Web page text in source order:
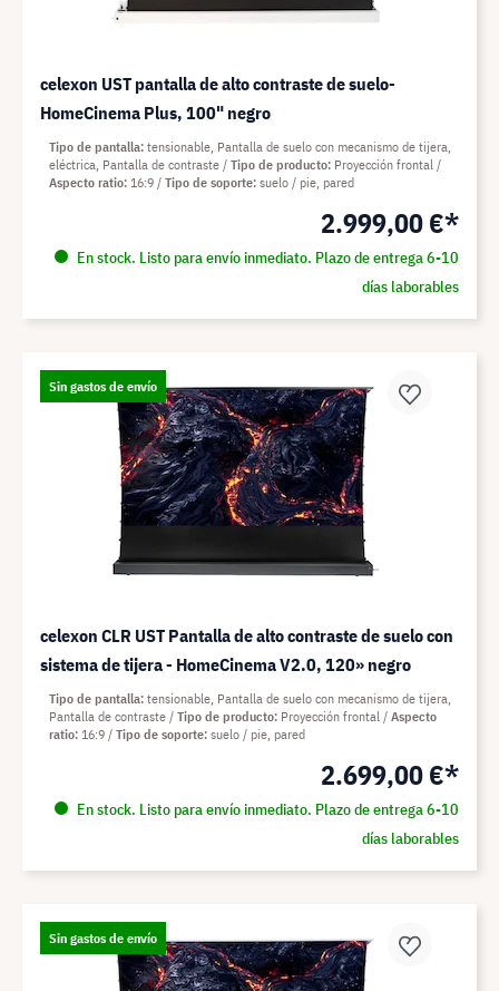
celexon UST pantalla de alto contraste de suelo-
HomeCinema Plus, 100" negro
2.999,00 €*
En stock. Listo para envío inmediato. Plazo de entrega 6-10
días laborables
Tipo de pantalla tensionable, Pantalla de suelo con mecanismo de tijera,
eléctrica, Pantalla de contraste
Tipo de producto Proyección frontal
Aspecto ratio 16:9 Tipo de soporte suelo / pie, pared
Sin gastos de envío
celexon CLR UST Pantalla de alto contraste de suelo con
sistema de tijera - HomeCinema V2.0, 120» negro
2.699,00 €*
En stock. Listo para envío inmediato. Plazo de entrega 6-10
días laborables
Tipo de pantalla tensionable, Pantalla de suelo con mecanismo de tijera,
Pantalla de contraste
Tipo de producto Proyección frontal
Aspecto
ratio 16:9 Tipo de soporte suelo / pie, pared
Sin gastos de envío